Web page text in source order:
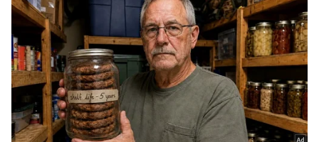
சீனாவில் வங்கிகளுக்கு எதிராக மக்கள்
போராட்டம்: பணம் வழங்க அரசு உறுதி